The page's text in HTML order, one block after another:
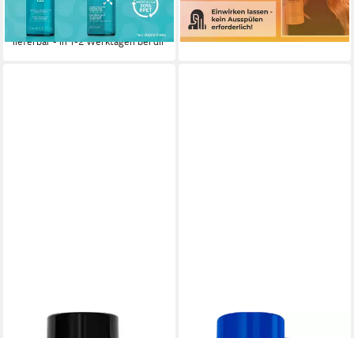
(69,95 €/ 1 l)
-51%
lieferbar - in 1-2 Werktagen bei dir